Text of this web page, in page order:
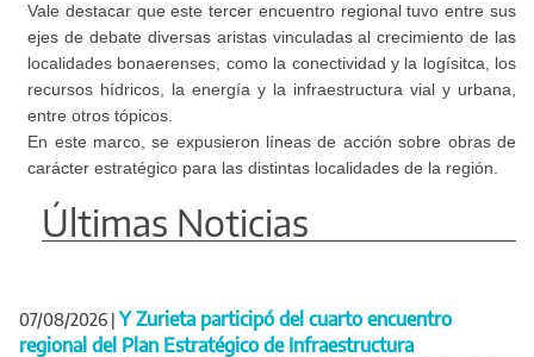
Vale destacar que este tercer encuentro regional tuvo entre sus
ejes de debate diversas aristas vinculadas al crecimiento de las
localidades bonaerenses, como la conectividad y la logísitca, los
recursos hídricos, la energía y la infraestructura vial y urbana,
entre otros tópicos.
En este marco, se expusieron líneas de acción sobre obras de
carácter estratégico para las distintas localidades de la región.
Últimas Noticias
07/08/2026 | Y Zurieta participó del cuarto encuentro
regional del Plan Estratégico de Infraestructura